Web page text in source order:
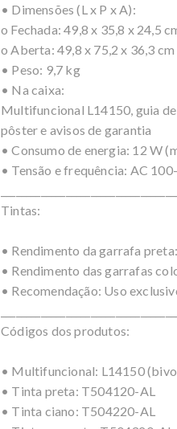
• Dimensões (L x P x A):
o Fechada: 49,8 x 35,8 x 24,5
o Aberta: 49,8 x 75,2 x 36,3 cm
• Peso: 9,7 kg
• Na caixa:
Multifuncional L14150, guia
pôster e avisos de garantia
• Consumo de energia: 12 W
• Tensão e frequência: AC
Tintas:
• Rendimento da garrafa
• Rendimento das garrafas
• Recomendação: Uso
Códigos dos produtos:
• Multifuncional: L14150
• Tinta preta: T504120-AL
• Tinta ciano: T504220-AL